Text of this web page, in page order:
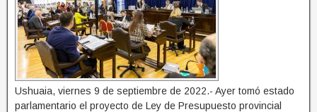
Ushuaia, viernes 9 de septiembre de 2022.- Ayer tomó estado
parlamentario el proyecto de Ley de Presupuesto provincial